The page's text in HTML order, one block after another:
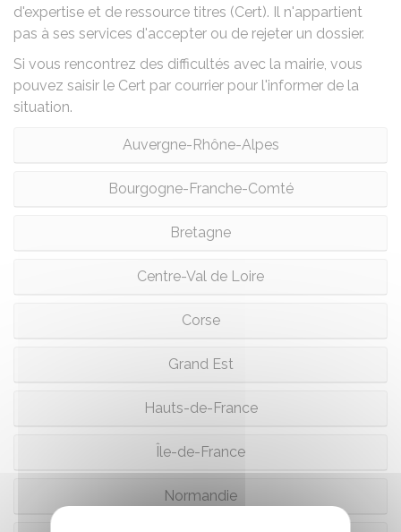
d'expertise et de ressource titres (Cert). Il n'appartient
pas à ses services d'accepter ou de rejeter un dossier.
Si vous rencontrez des difficultés avec la mairie, vous
pouvez saisir le Cert par courrier pour l'informer de la
situation.
Auvergne-Rhône-Alpes
Bourgogne-Franche-Comté
Bretagne
Centre-Val de Loire
Corse
Grand Est
Hauts-de-France
Île-de-France
Normandie